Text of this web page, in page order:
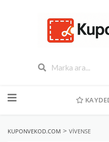
geç
KUPONVEKOD.COM > VIVENSE